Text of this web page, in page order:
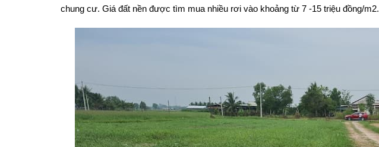
chung cư. Giá đất nền được tìm mua nhiều rơi vào khoảng từ 7 -15 triệu đồng/m2.